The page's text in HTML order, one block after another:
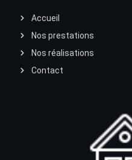
Accueil
Nos prestations
Nos réalisations
Contact